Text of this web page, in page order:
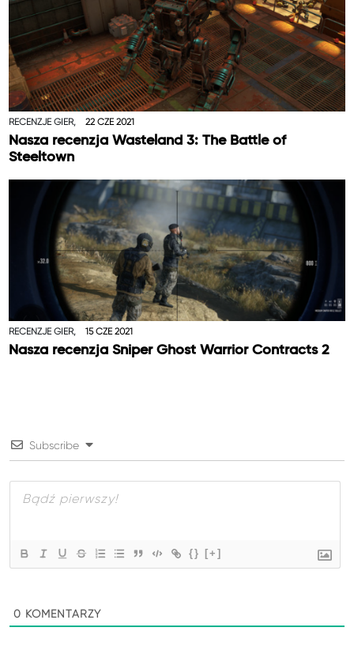
RECENZJE GIER, 22 CZE 2021
Nasza recenzja Wasteland 3: The Battle of
Steeltown
RECENZJE GIER, 15 CZE 2021
Nasza recenzja Sniper Ghost Warrior Contracts 2
Subscribe
{} [+]
0 KOMENTARZY